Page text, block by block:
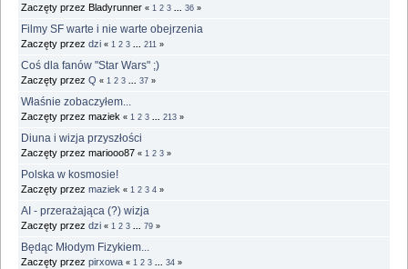
Zaczęty przez Bladyrunner « 1 2 3 36 »
Filmy SF warte i nie warte obejrzenia
Zaczęty przez dzi « 1 2 3 211 »
Coś dla fanów "Star Wars" ;)
Zaczęty przez Q « 1 2 3 37 »
Właśnie zobaczyłem...
Zaczęty przez maziek « 1 2 3 213 »
Diuna i wizja przyszłości
Zaczęty przez mariooo87 « 1 2 3 »
Polska w kosmosie!
Zaczęty przez maziek « 1 2 3 4 »
AI - przerażająca (?) wizja
Zaczęty przez dzi « 1 2 3 79 »
Będąc Młodym Fizykiem...
Zaczęty przez pirxowa « 1 2 3 34 »